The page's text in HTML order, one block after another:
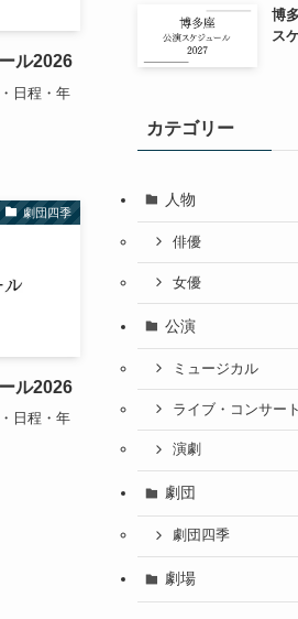
ル2026
日程・年
劇団四季
ル2026
日程・年
博
ス
カテゴリー
人物
俳優
女優
公演
ミュージカル
ライブ・コンサート
演劇
劇団
劇団四季
劇場